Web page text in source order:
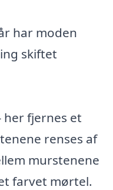
har moden
skiftet
her fjernes et
renses af
murstenene
farvet mørtel.